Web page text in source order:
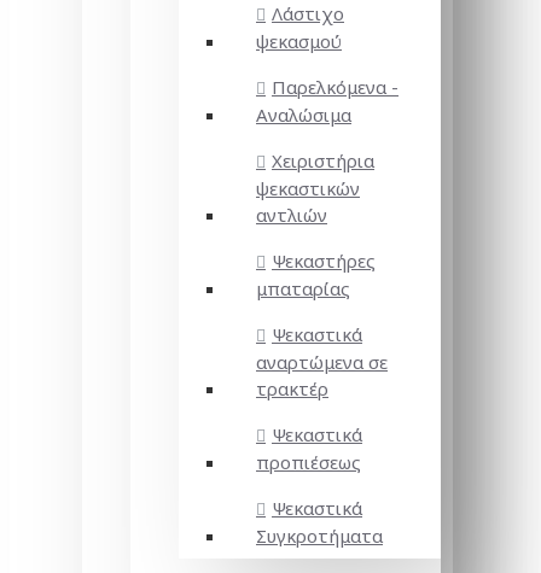
Λάστιχο
ψεκασμού
Παρελκόμενα -
Αναλώσιμα
Χειριστήρια
ψεκαστικών
αντλιών
Ψεκαστήρες
μπαταρίας
Ψεκαστικά
αναρτώμενα σε
τρακτέρ
Ψεκαστικά
προπιέσεως
Ψεκαστικά
Συγκροτήματα